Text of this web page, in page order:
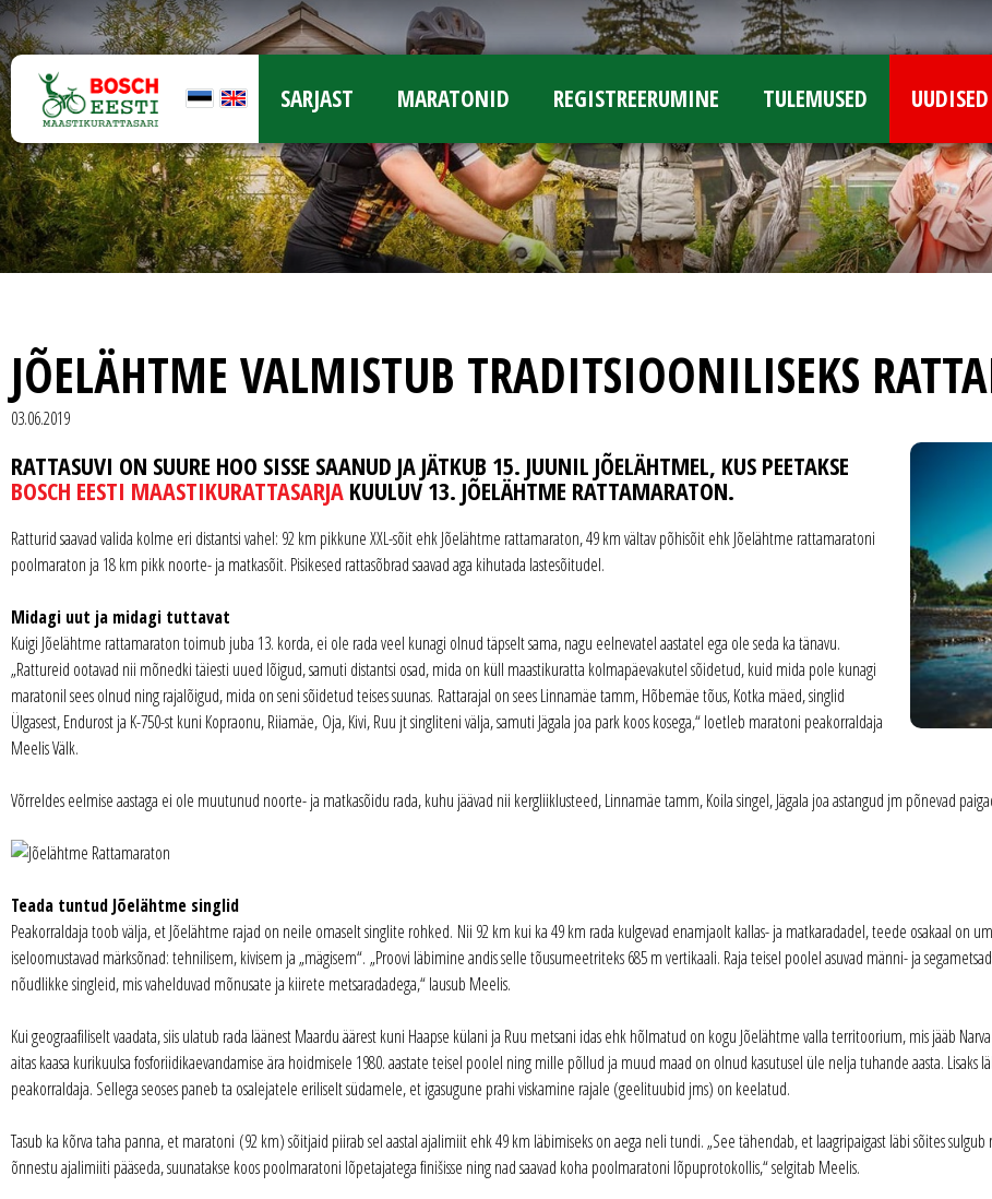
SARJAST MARATONID REGISTREERUMINE TULEMUSED UUDISED
JÕELÄHTME VALMISTUB TRADITSIOONILISEKS
03.06.2019
RATTASUVI ON SUURE HOO SISSE SAANUD JA JÄTKUB 15. JUUNIL JÕELÄHTMEL, KUS PEETAKSE
BOSCH EESTI MAASTIKURATTASARJA KUULUV 13. JÕELÄHTME RATTAMARATON.
Ratturid saavad valida kolme eri distantsi vahel: 92 km pikkune XXL-sõit ehk Jõelähtme rattamaraton, 49 km vältav põhisõit ehk Jõelähtme rattamaratoni
poolmaraton ja 18 km pikk noorte- ja matkasõit. Pisikesed rattasõbrad saavad aga kihutada lastesõitudel.
Midagi uut ja midagi tuttavat
Kuigi Jõelähtme rattamaraton toimub juba 13. korda, ei ole rada veel kunagi olnud täpselt sama, nagu eelnevatel aastatel ega ole seda ka tänavu.
„Rattureid ootavad nii mõnedki täiesti uued lõigud, samuti distantsi osad, mida on küll maastikuratta kolmapäevakutel sõidetud, kuid mida pole kunagi
maratonil sees olnud ning rajalõigud, mida on seni sõidetud teises suunas. Rattarajal on sees Linnamäe tamm, Hõbemäe tõus, Kotka mäed, singlid
Ülgasest, Endurost ja K-750-st kuni Kopraonu, Riiamäe, Oja, Kivi, Ruu jt singliteni välja, samuti Jägala joa park koos kosega,“ loetleb maratoni peakorraldaja
Meelis Välk.
Võrreldes eelmise aastaga ei ole muutunud noorte- ja matkasõidu rada, kuhu jäävad nii kergliiklusteed, Linnamäe tamm, Koila singel, Jägala joa astangud jm põnevad
Teada tuntud Jõelähtme singlid
Peakorraldaja toob välja, et Jõelähtme rajad on neile omaselt singlite rohked. Nii 92 km kui ka 49 km rada kulgevad enamjaolt kallas- ja matkaradadel, teede osakaal on
iseloomustavad märksõnad: tehnilisem, kivisem ja „mägisem“. „Proovi läbimine andis selle tõusumeetriteks 685 m vertikaali. Raja teisel poolel asuvad männi- ja
nõudlikke singleid, mis vahelduvad mõnusate ja kiirete metsaradadega,“ lausub Meelis.
Kui geograafiliselt vaadata, siis ulatub rada läänest Maardu äärest kuni Haapse külani ja Ruu metsani idas ehk hõlmatud on kogu Jõelähtme valla territoorium, mis jääb
aitas kaasa kurikuulsa fosforiidikaevandamise ära hoidmisele 1980. aastate teisel poolel ning mille põllud ja muud maad on olnud kasutusel üle nelja tuhande aasta. Lisaks
peakorraldaja. Sellega seoses paneb ta osalejatele eriliselt südamele, et igasugune prahi viskamine rajale (geelituubid jms) on keelatud.
Tasub ka kõrva taha panna, et maratoni (92 km) sõitjaid piirab sel aastal ajalimiit ehk 49 km läbimiseks on aega neli tundi. „See tähendab, et laagripaigast läbi sõites
õnnestu ajalimiiti pääseda, suunatakse koos poolmaratoni lõpetajatega finišisse ning nad saavad koha poolmaratoni lõpuprotokollis,“ selgitab Meelis.